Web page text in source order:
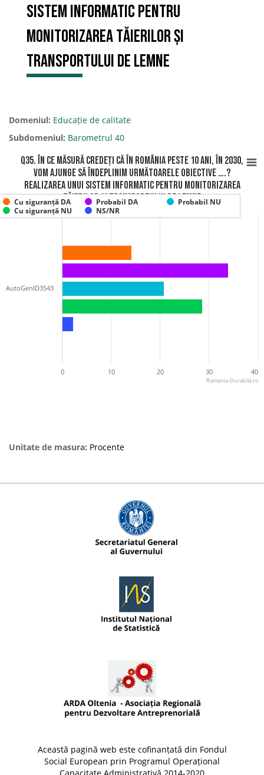
sistem informatic pentru
monitorizarea tăierilor și
transportului de lemne
Domeniul: Educație de calitate
Subdomeniul: Barometrul 40
Q35. În ce măsură credeți că în România peste 10 ani, în 2030,
vom ajunge să îndeplinim următoarele obiective ….?
Realizarea unui sistem informatic pentru monitorizarea
tăierilor și transportului de lemne
Cu siguranță DA Probabil DA
Probabil NU
Cu siguranță NU
NS/NR
AutoGenID3543
0 10 20 30 40
Romania-Durabila.ro
Unitate de masura: Procente
Această pagină web este cofinanțată din Fondul
Social European prin Programul Operațional